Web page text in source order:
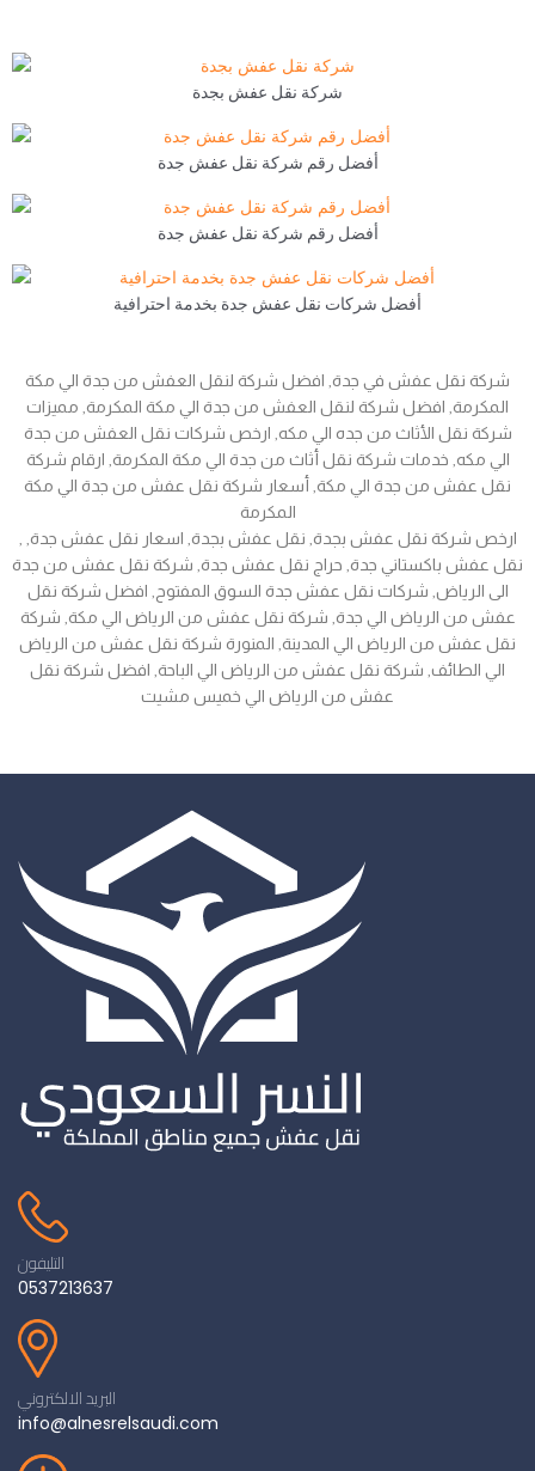
شركة نقل عفش بجدة
أفضل رقم شركة نقل عفش جدة
أفضل رقم شركة نقل عفش جدة
أفضل شركات نقل عفش جدة بخدمة احترافية
شركة نقل عفش في جدة, افضل شركة لنقل العفش من جدة الي مكة
المكرمة, افضل شركة لنقل العفش من جدة الي مكة المكرمة, مميزات
شركة نقل الأثاث من جده الي مكه, ارخص شركات نقل العفش من جدة
الي مكه, خدمات شركة نقل أثاث من جدة الي مكة المكرمة, ارقام شركة
نقل عفش من جدة الي مكة, أسعار شركة نقل عفش من جدة الي مكة
المكرمة
نقل عفش باكستاني جدة, حراج نقل عفش جدة, شركة نقل عفش من جدة
الى الرياض, شركات نقل عفش جدة السوق المفتوح, افضل شركة نقل
عفش من الرياض الي جدة, شركة نقل عفش من الرياض الي مكة, شركة
نقل عفش من الرياض الي المدينة, المنورة شركة نقل عفش من الرياض
الي الطائف, شركة نقل عفش من الرياض الي الباحة, افضل شركة نقل
عفش من الرياض الي خميس مشيت
التليفون
0537213637
البريد الالكتروني
info@alnesrelsaudi.com